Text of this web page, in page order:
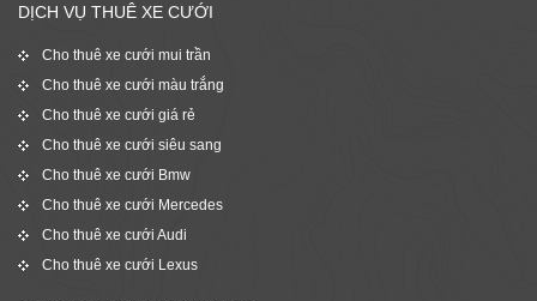
DỊCH VỤ THUÊ XE CƯỚI
Cho thuê xe cưới mui trần
Cho thuê xe cưới màu trắng
Cho thuê xe cưới giá rẻ
Cho thuê xe cưới siêu sang
Cho thuê xe cưới Bmw
Cho thuê xe cưới Mercedes
Cho thuê xe cưới Audi
Cho thuê xe cưới Lexus